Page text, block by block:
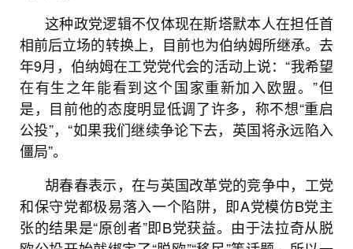
这种政党逻辑不仅体现在斯塔默本人在担任首
相前后立场的转换上，目前也为伯纳姆所继承。去
年9月，伯纳姆在工党党代会的活动上说：“我希望
在有生之年能看到这个国家重新加入欧盟。”但
是，目前他的态度明显低调了许多，称不想“重启
公投”，“如果我们继续争论下去，英国将永远陷入
僵局”。
胡春春表示，在与英国改革党的竞争中，工党
和保守党都极易落入一个陷阱，即A党模仿B党主
张的结果是“原创者”即B党获益。由于法拉奇从脱